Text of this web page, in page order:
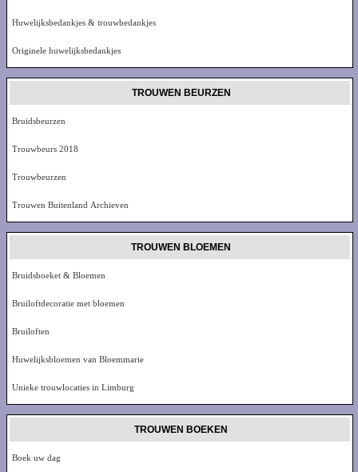
Huwelijksbedankjes & trouwbedankjes
Originele huwelijksbedankjes
TROUWEN BEURZEN
Bruidsbeurzen
Trouwbeurs 2018
Trouwbeurzen
Trouwen Buitenland Archieven
TROUWEN BLOEMEN
Bruidsboeket & Bloemen
Bruiloftdecoratie met bloemen
Bruiloften
Huwelijksbloemen van Bloemmarie
Unieke trouwlocaties in Limburg
TROUWEN BOEKEN
Boek uw dag